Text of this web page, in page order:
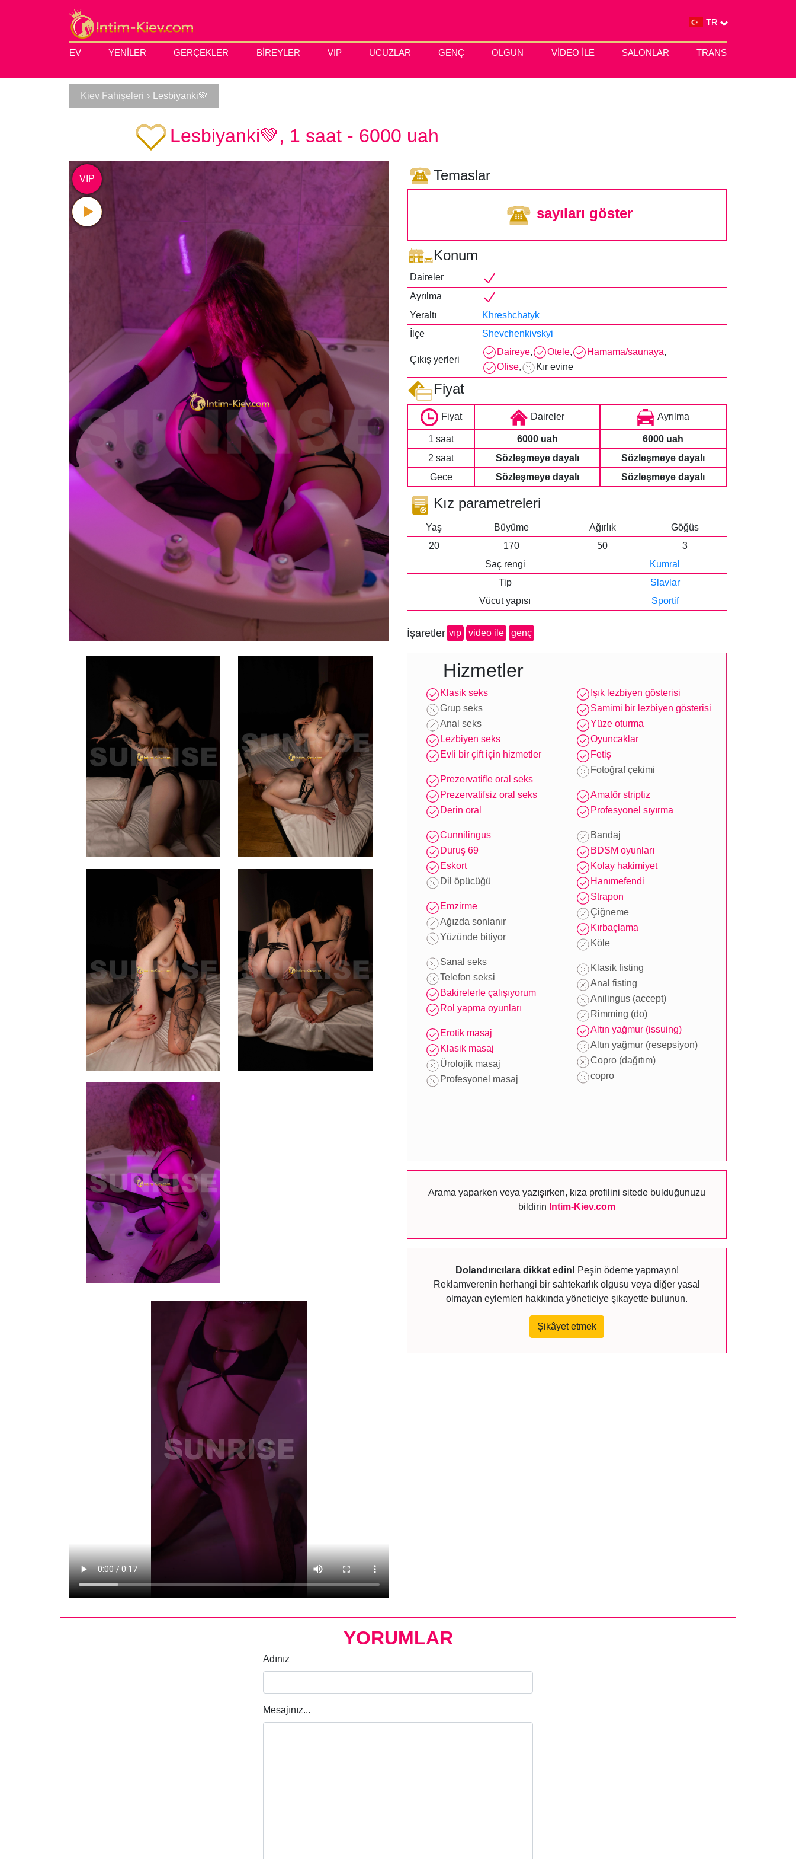
TR
EV YENILER GERÇEKLER BIREYLER VIP UCUZLAR GENÇ OLGUN VIDEO ILE SALONLAR TRANS
Kiev Fahişeleri › Lesbiyanki💚
Lesbiyanki💚, 1 saat - 6000 uah
VIP Temaslar
sayıları göster
Konum
Daireler
Ayrılma
Yeraltı
Khreshchatyk
İlçe
Shevchenkivskyi
Çıkış yerleri
Daireye, Otele, Hamama/saunaya,
Ofise, Kır evine
Fiyat
Fiyat Daireler Ayrılma
1 saat 6000 uah
6000 uah
2 saat
Sözleşmeye dayalı
Sözleşmeye dayalı
Gece
Sözleşmeye dayalı Sözleşmeye dayalı
Kız parametreleri
Yaş Büyüme Ağırlık
Göğüs
20
170 50
3
Saç rengi
Kumral
Tip
Slavlar
Vücut yapısı
Sportif
İşaretler vip video ile genç
Hizmetler
Klasik seks
Grup seks
Anal seks
Lezbiyen seks
Evli bir çift için hizmetler
Prezervatifle oral seks
Prezervatifsiz oral seks
Derin oral
Cunnilingus
Duruş 69
Eskort
Dil öpücüğü
Emzirme
Ağızda sonlanır
Yüzünde bitiyor
Sanal seks
Telefon seksi
Bakirelerle çalışıyorum
Rol yapma oyunları
Erotik masaj
Klasik masaj
Ürolojik masaj
Profesyonel masaj
Işık lezbiyen gösterisi
Samimi bir lezbiyen gösterisi
Yüze oturma
Oyuncaklar
Fetiş
Fotoğraf çekimi
Amatör striptiz
Profesyonel sıyırma
Bandaj
BDSM oyunları
Kolay hakimiyet
Hanımefendi
Strapon
Çiğneme
Kırbaçlama
Köle
Klasik fisting
Anal fisting
Anilingus (accept)
Rimming (do)
Altın yağmur (issuing)
Altın yağmur (resepsiyon)
Copro (dağıtım)
copro
Arama yaparken veya yazışırken, kıza profilini sitede bulduğunuzu
bildirin Intim-Kiev.com
Dolandırıcılara dikkat edin! Peşin ödeme yapmayın!
Reklamverenin herhangi bir sahtekarlık olgusu veya diğer yasal
olmayan eylemleri hakkında yöneticiye şikayette bulunun.
Şikâyet etmek
YORUMLAR
Adınız
Mesajınız...